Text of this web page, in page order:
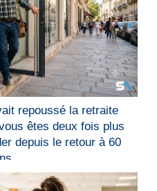
repoussé la retraite
êtes deux fois plus
depuis le retour à 60